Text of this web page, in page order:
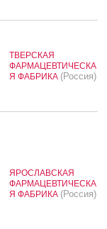
ТВЕРСКАЯ
ФАРМАЦЕВТИЧЕСКА
Я ФАБРИКА (Россия)
ЯРОСЛАВСКАЯ
ФАРМАЦЕВТИЧЕСКА
Я ФАБРИКА (Россия)